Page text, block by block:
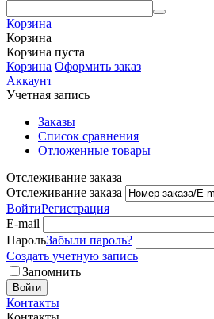
Корзина
Корзина
Корзина пуста
Корзина Оформить заказ
Аккаунт
Учетная запись
Заказы
Список сравнения
Отложенные товары
Отслеживание заказа
Отслеживание заказа
ВойтиРегистрация
E-mail
ПарольЗабыли пароль?
Создать учетную запись
Запомнить
Войти
Контакты